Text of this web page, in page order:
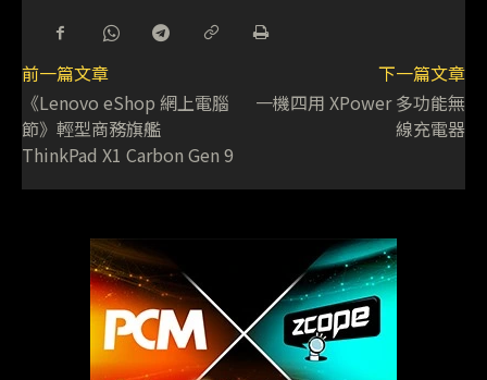
前一篇文章
《Lenovo eShop 網上電腦
節》輕型商務旗艦
ThinkPad X1 Carbon Gen 9
下一篇文章
一機四用 XPower 多功能無
線充電器